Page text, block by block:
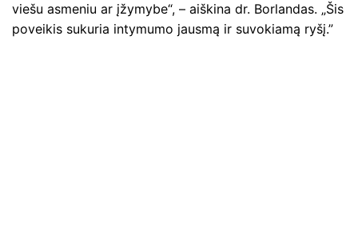
viešu asmeniu ar įžymybe“, – aiškina dr. Borlandas. „Šis
poveikis sukuria intymumo jausmą ir suvokiamą ryšį.”